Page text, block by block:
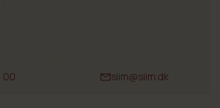
00 siim@siim.dk